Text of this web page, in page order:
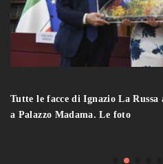
Tutte le facce di Ignazio La
a Palazzo Madama. Le foto